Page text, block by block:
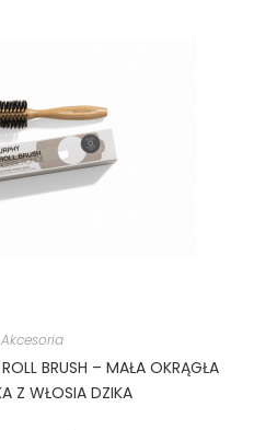
Akcesoria
BRUSH – MAŁA OKRĄGŁA
Z WŁOSIA DZIKA